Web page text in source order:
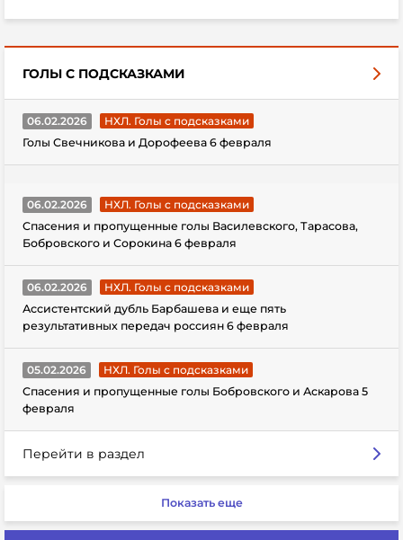
ГОЛЫ С ПОДСКАЗКАМИ
06.02.2026
НХЛ. Голы с подсказками
Голы Свечникова и Дорофеева 6 февраля
06.02.2026
НХЛ. Голы с подсказками
Спасения и пропущенные голы Василевского, Тарасова,
Бобровского и Сорокина 6 февраля
06.02.2026
НХЛ. Голы с подсказками
Ассистентский дубль Барбашева и еще пять
результативных передач россиян 6 февраля
05.02.2026
НХЛ. Голы с подсказками
Спасения и пропущенные голы Бобровского и Аскарова 5
февраля
Перейти в раздел
Показать еще